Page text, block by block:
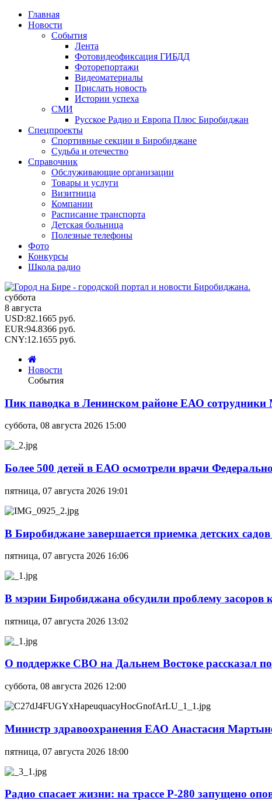
Главная
Новости
События
Лента
Фотовидеофиксация ГИБДД
Фоторепортажи
Видеоматериалы
Прислать новость
Истории успеха
СМИ
Русское Радио и Европа Плюс Биробиджан
Спецпроекты
Спортивные секции в Биробиджане
Судьба и отечество
Справочник
Обслуживающие организации
Товары и услуги
Визитница
Компании
Расписание транспорта
Детская больница
Полезные телефоны
Фото
Конкурсы
Школа радио
суббота
8 августа
USD:82.1665 руб.
EUR:94.8366 руб.
CNY:12.1655 руб.
Новости
События
Пик паводка в Ленинском районе ЕАО сотрудники
суббота, 08 августа 2026 15:00
Более 500 детей в ЕАО осмотрели врачи
пятница, 07 августа 2026 19:01
В Биробиджане завершается приемка детских
пятница, 07 августа 2026 16:06
В мэрии Биробиджана обсудили проблему засоров
пятница, 07 августа 2026 13:02
О поддержке СВО на Дальнем Востоке рассказал
суббота, 08 августа 2026 12:00
Министр здравоохранения ЕАО Анастасия
пятница, 07 августа 2026 18:00
Радио спасает жизни: на трассе Р-280 запущено